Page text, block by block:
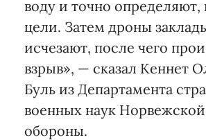
воду и точно определяют,
цели. Затем дроны
исчезают, после чего
взрыв», — сказал Кеннет
Буль из Департамента
военных наук
обороны.